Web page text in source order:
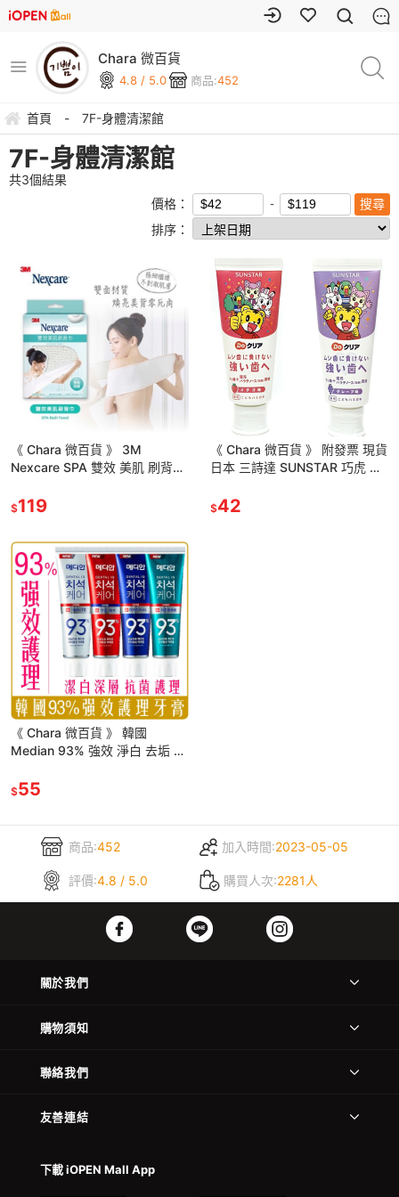
Chara 微百貨
4.8 / 5.0 商品:452
首頁 - 7F-身體清潔館
7F-身體清潔館
共3個結果
價格：
排序：
《 Chara 微百貨 》 3M
Nexcare SPA 雙效 美肌 刷背巾
$119
《 Chara 微百貨 》 附發票 現貨
日本 三詩達 SUNSTAR 巧虎 兒
$42
《 Chara 微百貨 》 韓國
Median 93% 強效 淨白 去垢 牙
$55
商品:452 加入時間:2023-05-05
評價:4.8 / 5.0 購買人次:2281人
關於我們
購物須知
聯絡我們
友善連結
下載 iOPEN Mall App